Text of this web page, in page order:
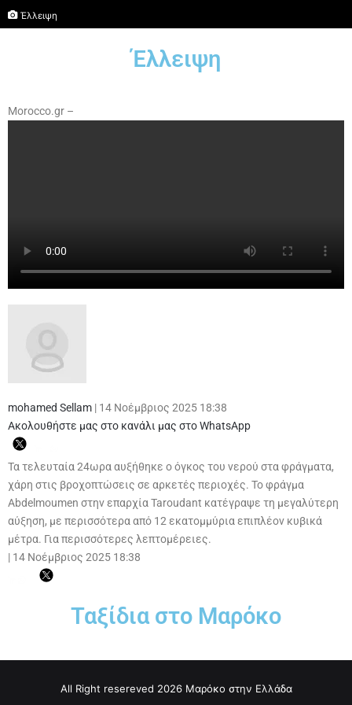
Έλλειψη
Έλλειψη
Morocco.gr –
mohamed Sellam | 14 Νοέμβριος 2025 18:38
Ακολουθήστε μας στο κανάλι μας στο WhatsApp
Τα τελευταία 24ωρα αυξήθηκε ο όγκος του νερού στα φράγματα,
χάρη στις βροχοπτώσεις σε αρκετές περιοχές. Το φράγμα
Abdelmoumen στην επαρχία Taroudant κατέγραψε τη μεγαλύτερη
αύξηση, με περισσότερα από 12 εκατομμύρια επιπλέον κυβικά
μέτρα. Για περισσότερες λεπτομέρειες.
| 14 Νοέμβριος 2025 18:38
Ταξίδια στο Μαρόκο
All Right resereved 2026 Μαρόκο στην Ελλάδα